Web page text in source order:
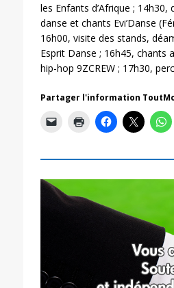
les Enfants d’Afrique ;
danse et chants Evi’Danse
16h00, visite des stands,
Esprit Danse ; 16h45, chants
hip-hop 9ZCREW ; 17h30,
Partager l'information